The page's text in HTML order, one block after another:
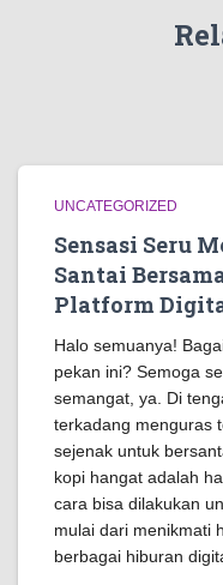
UNCATEGORIZED
Sensasi Seru
Santai
Platform
Halo semuanya!
pekan ini? Semoga
semangat, ya. Di
terkadang menguras
sejenak untuk
kopi hangat adalah
cara bisa dilakukan
mulai dari menikmati
berbagai hiburan